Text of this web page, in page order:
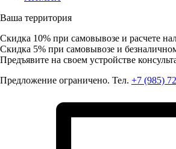
Ваша территория
Скидка 10% при самовывозе и расчете
Скидка 5% при самовывозе и
Предъявите на своем устройстве
Предложение ограничено. Тел. +7 (985)